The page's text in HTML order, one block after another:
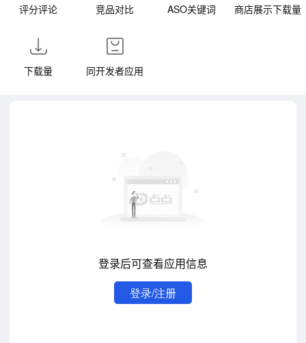
评分评论 竞品对比 ASO关键词 商店展示下载量
下载量 同开发者应用
登录后可查看应用信息
登录/注册